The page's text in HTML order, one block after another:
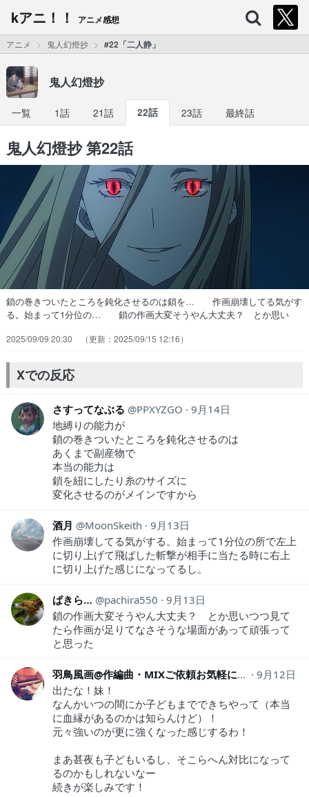
kアニ！！ アニメ感想
アニメ 鬼人幻燈抄 #22「二人静」
鬼人幻燈抄
一覧 1話 21話 22話 23話 最終話
鬼人幻燈抄 第22話
鎖の巻きついたところを鈍化させるのは鎖を… 作画崩壊してる気がす
る。始まって1分位の… 鎖の作画大変そうやん大丈夫？ とか思い
遂に明治だけど舞台も京都に移… 新章突入したけど2話で片づける事
の成長に泣きそうになるし、戦闘シー… 前々から作画が怪しいと思っ
ていたが、つい… 甚夜が蕎麦屋をやってたから、ひょっとして…
2025/09/09 20:30 2025/09/15 12:16
Xでの反応
さすってなぶる PPXYZGO
9月14日
地縛りの能力が
鎖の巻きついたところを鈍化させるのは
あくまで副産物で
本当の能力は
鎖を紐にしたり糸のサイズに
変化させるのがメインですから
酒月 MoonSkeith
9月13日
作画崩壊してる気がする。始まって1分位の所で左上
に切り上げて飛ばした斬撃が相手に当たる時に右上
に切り上げた感じになってるし。
ぱきら… pachira550
9月13日
鎖の作画大変そうやん大丈夫？ とか思いつつ見て
たら作画が足りてなさそうな場面があって頑張って
と思った
羽鳥風画@作編曲・MIXご依頼お気軽に/KKE/#RForever
9月12日
出たな！妹！
なんかいつの間にか子どもまでできちやって（本当
に血縁があるのかは知らんけど）！
元々強いのが更に強くなった感じするわ！
まあ甚夜も子どもいるし、そこらへん対比になって
るのかもしれないなー
続きが楽しみです！